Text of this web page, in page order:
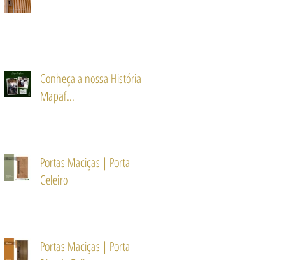
Conheça a nossa História
Mapaf...
Portas Maciças | Porta
Celeiro
Portas Maciças | Porta